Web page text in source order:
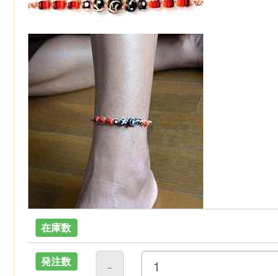
在庫数
発注数 -